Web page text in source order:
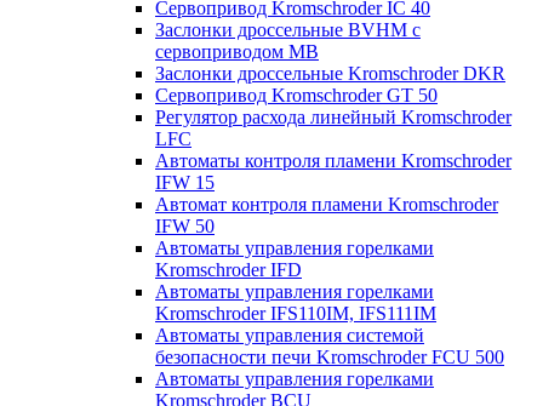
Сервопривод Kromschroder IC 40
Заслонки дроссельные BVHM с
сервоприводом МВ
Заслонки дроссельные Kromschroder DKR
Cервопривод Kromschroder GT 50
Регулятор расхода линейный Kromschroder
LFC
Автоматы контроля пламени Kromschroder
IFW 15
Автомат контроля пламени Kromschroder
IFW 50
Автоматы управления горелками
Kromschroder IFD
Автоматы управления горелками
Kromschroder IFS110IM, IFS111IM
Автоматы управления системой
безопасности печи Kromschroder FCU 500
Автоматы управления горелками
Kromschroder BCU